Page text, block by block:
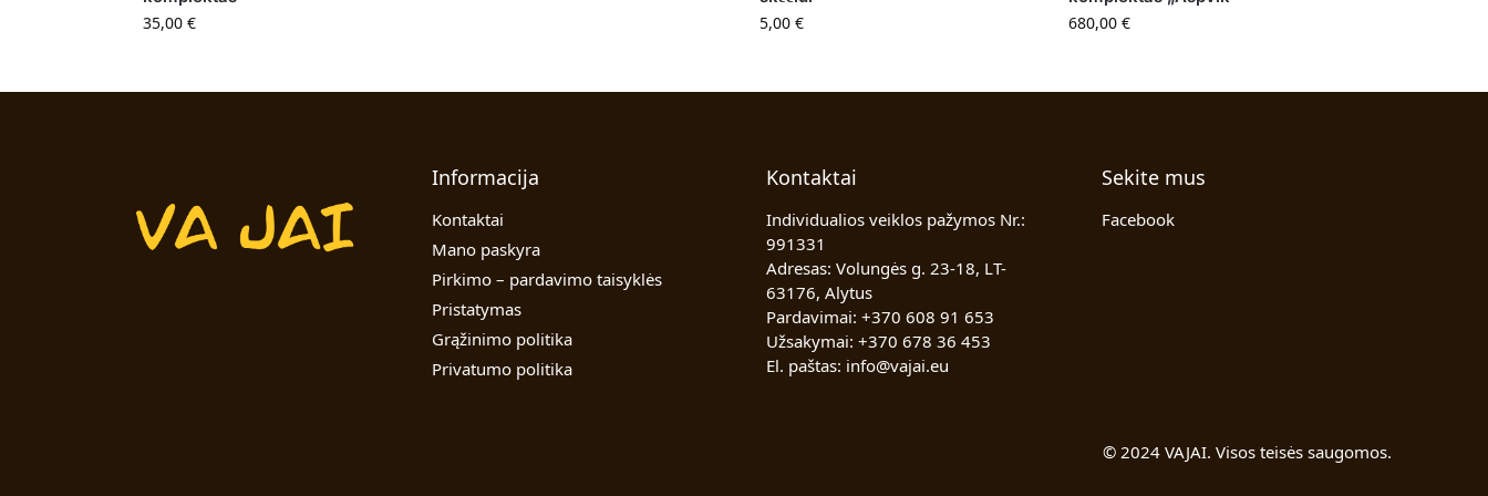
35,00 €
5,00€
680,00€
Informacija
Kontaktai
Mano paskyra
Pirkimo – pardavimo taisyklės
Pristatymas
Grąžinimo politika
Privatumo politika
Kontaktai
Individualios veiklos pažymos Nr.:
991331
Adresas: Volungės g. 23-18, LT-
63176, Alytus
Pardavimai: +370 608 91 653
Užsakymai: +370 678 36 453
El. paštas: info@vajai.eu
Sekite mus
Facebook
© 2024 VAJAI. Visos teisės saugomos.